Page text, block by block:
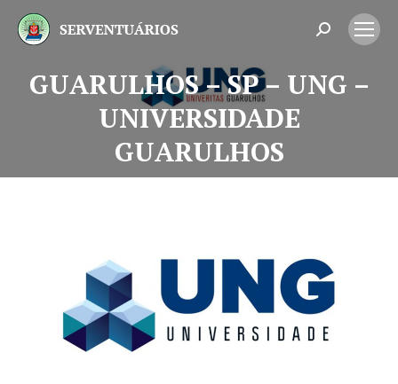
Search:
GUARULHOS – SP – UNG –
UNIVERSIDADE
GUARULHOS
Você está aqui: